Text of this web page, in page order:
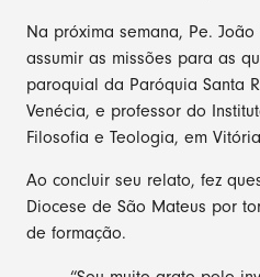
Na próxima semana, Pe.
assumir as missões para as
paroquial da Paróquia Santa
Venécia, e professor do
Filosofia e Teologia, em
Ao concluir seu relato, fez
Diocese de São Mateus por
de formação.